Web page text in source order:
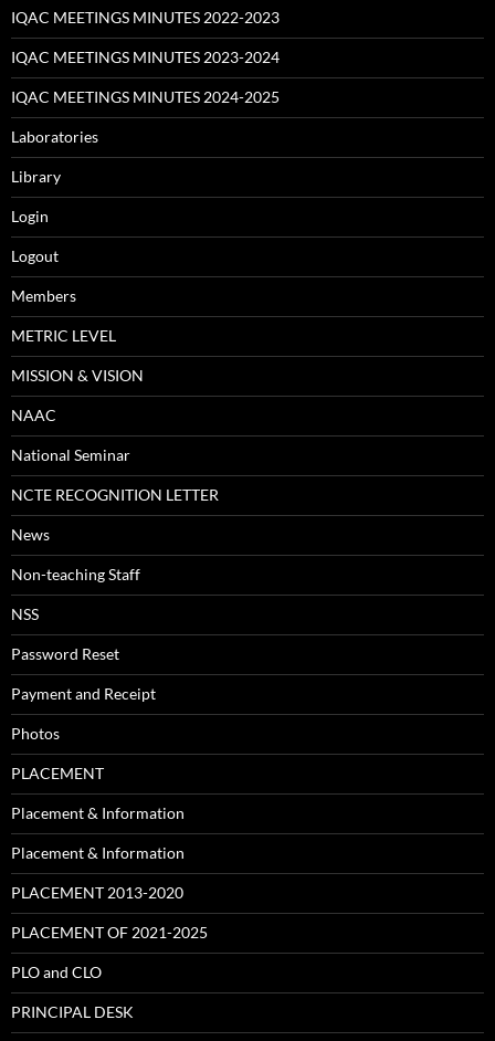
IQAC MEETINGS MINUTES 2022-2023
IQAC MEETINGS MINUTES 2023-2024
IQAC MEETINGS MINUTES 2024-2025
Laboratories
Library
Login
Logout
Members
METRIC LEVEL
MISSION & VISION
NAAC
National Seminar
NCTE RECOGNITION LETTER
News
Non-teaching Staff
NSS
Password Reset
Payment and Receipt
Photos
PLACEMENT
Placement & Information
Placement & Information
PLACEMENT 2013-2020
PLACEMENT OF 2021-2025
PLO and CLO
PRINCIPAL DESK